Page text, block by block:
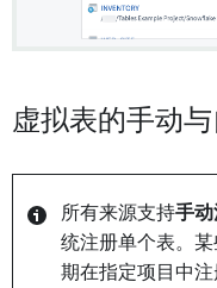
虚拟表的手动
所有来源支持手动
统注册单个表。
期在指定项目中